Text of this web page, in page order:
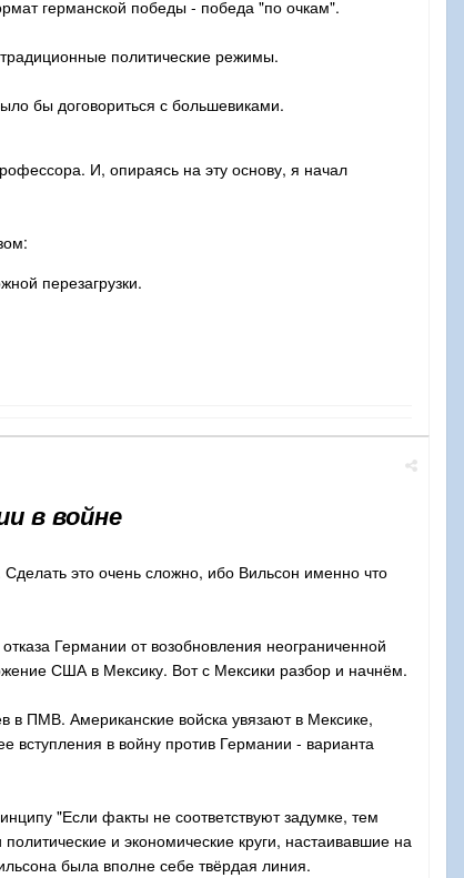
германской победы - победа "по очкам".
политические режимы.
бы договориться с большевиками.
И, опираясь на эту основу, я начал
перезагрузки.
в войне
это очень сложно, ибо Вильсон именно что
Германии от возобновления неограниченной
США в Мексику. Вот с Мексики разбор и начнём.
ПМВ. Американские войска увязают в Мексике,
вступления в войну против Германии - варианта
"Если факты не соответствуют задумке, тем
и экономические круги, настаивавшие на
была вполне себе твёрдая линия.